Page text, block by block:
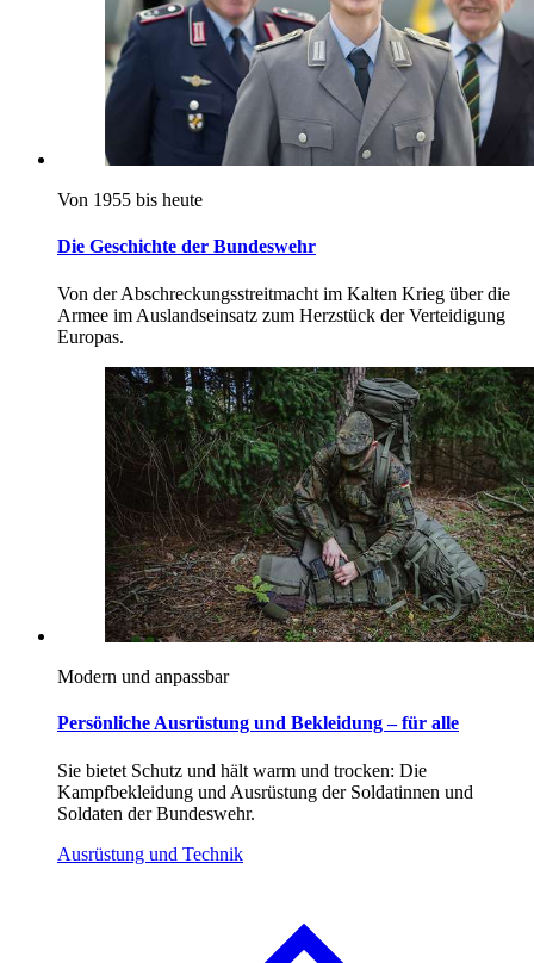
Von 1955 bis heute
Die Geschichte der Bundeswehr
Von der Abschreckungsstreitmacht im Kalten Krieg über die
Armee im Auslandseinsatz zum Herzstück der Verteidigung
Europas.
Modern und anpassbar
Persönliche Ausrüstung und Bekleidung – für alle
Sie bietet Schutz und hält warm und trocken: Die
Kampfbekleidung und Ausrüstung der Soldatinnen und
Soldaten der Bundeswehr.
Ausrüstung und Technik